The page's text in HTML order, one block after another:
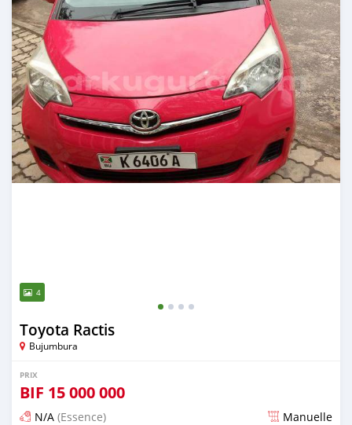
4
Toyota Ractis
Bujumbura
PRIX
BIF 15 000 000
N/A (Essence) Manuelle